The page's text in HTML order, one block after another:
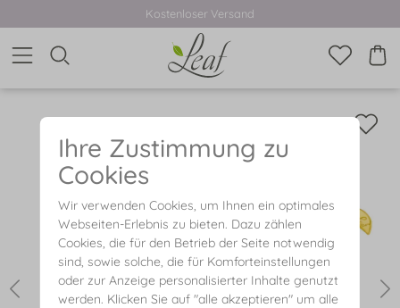
Kostenloser Versand
Ihre Zustimmung zu
Cookies
Wir verwenden Cookies, um Ihnen ein optimales
Webseiten-Erlebnis zu bieten. Dazu zählen
Cookies, die für den Betrieb der Seite notwendig
sind, sowie solche, die für Komforteinstellungen
oder zur Anzeige personalisierter Inhalte genutzt
werden. Klicken Sie auf "alle akzeptieren" um alle